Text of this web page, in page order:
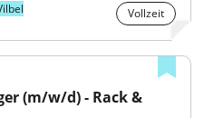
Vollzeit
(m/w/d) - Rack &